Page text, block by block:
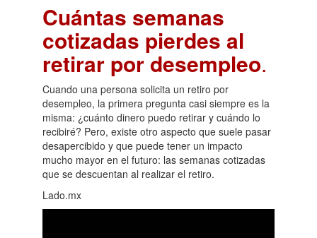
Cuántas semanas
cotizadas pierdes al
retirar por desempleo.
Cuando una persona solicita un retiro por
desempleo, la primera pregunta casi siempre es la
misma: ¿cuánto dinero puedo retirar y cuándo lo
recibiré? Pero, existe otro aspecto que suele pasar
desapercibido y que puede tener un impacto
mucho mayor en el futuro: las semanas cotizadas
que se descuentan al realizar el retiro.
Lado.mx